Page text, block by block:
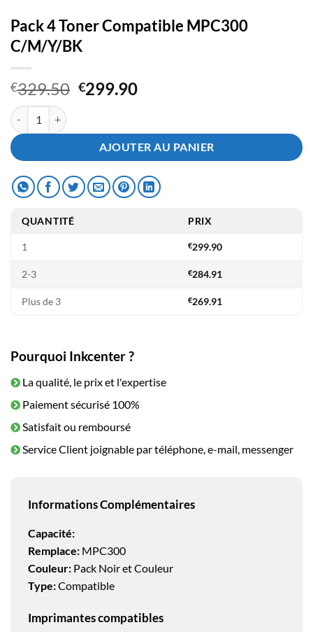
Pack 4 Toner Compatible MPC300
C/M/Y/BK
€329.50 Le
était :
€329.50.
€299.90Le
est :
€299.90.
quantité de Pack 4 Toner Compatible MPC300 C/M/Y/BK
AJOUTER AU PANIER
QUANTITÉ PRIX
1 €299.90
2-3 €284.91
Plus de 3 €269.91
Pourquoi Inkcenter ?
La qualité, le prix et l'expertise
Paiement sécurisé 100%
Satisfait ou remboursé
Service Client joignable par téléphone, e-mail, messenger
Informations Complémentaires
Capacité:
Remplace: MPC300
Couleur: Pack Noir et Couleur
Type:Compatible
Imprimantes compatibles